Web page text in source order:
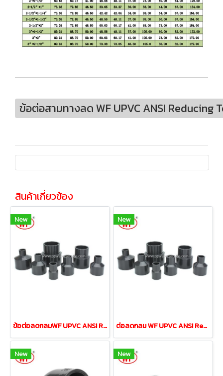
ข้อต่อสามทางลด WF UPVC ANSI Reducing
สินค้าเกี่ยวข้อง
New
ข้อต่อลดกลมWF UPVC ANSI Reducing Coupling 1-1/4"ลด3/4"
New
ต่อลดกลม WF UPVC ANSI Reducing Coupling 1-1/2"ลด 1/2"
New New